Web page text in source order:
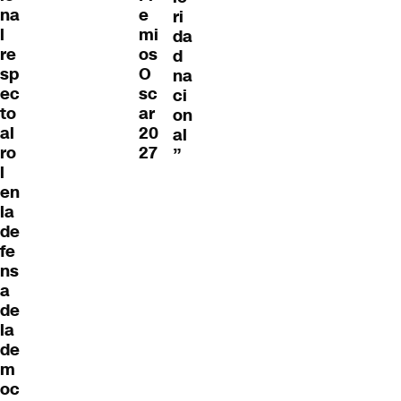
na
l
re
sp
ec
to
al
ro
l
en
la
de
fe
ns
a
de
la
de
m
oc
e
mi
os
O
sc
ar
20
27
ri
da
d
na
ci
on
al
”